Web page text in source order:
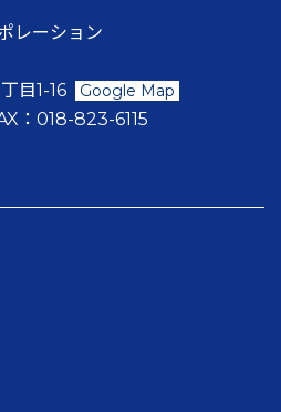
レーション
目1-16 Google Map
： 018-823-6115